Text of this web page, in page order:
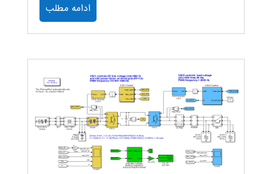
ادامه مطلب